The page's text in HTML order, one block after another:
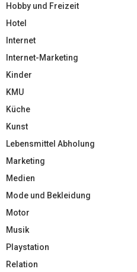
Hobby und Freizeit
Hotel
Internet
Internet-Marketing
Kinder
KMU
Küche
Kunst
Lebensmittel Abholung
Marketing
Medien
Mode und Bekleidung
Motor
Musik
Playstation
Relation